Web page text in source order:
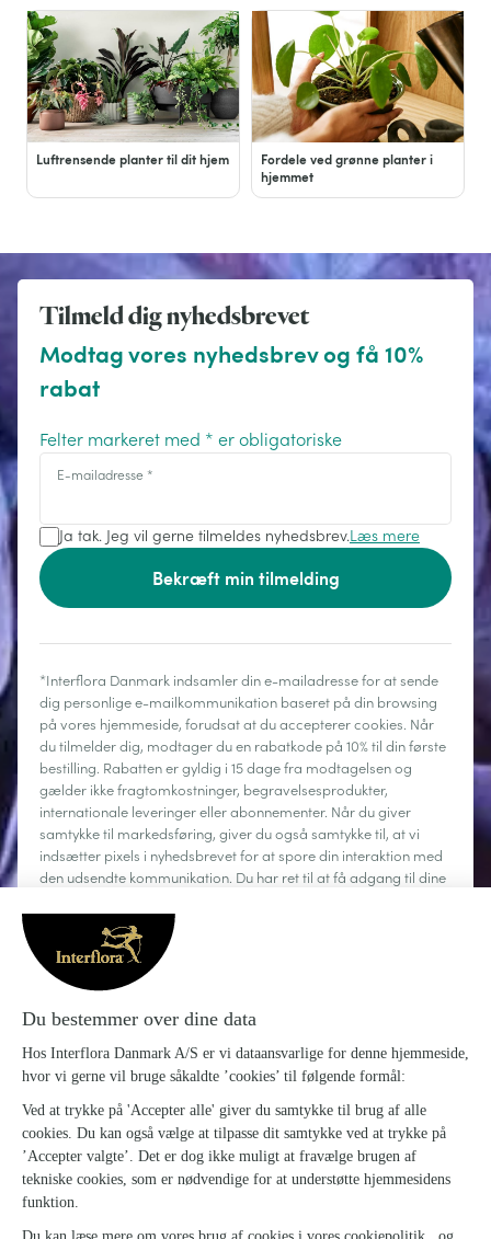
Luftrensende planter til dit hjem
Fordele ved grønne planter i
hjemmet
Tilmeld dig nyhedsbrevet
Modtag vores nyhedsbrev og få 10%
rabat
Felter markeret med * er obligatoriske
E-mailadresse *
Ja tak. Jeg vil gerne tilmeldes nyhedsbrev.Læs mere
Bekræft min tilmelding
*Interflora Danmark indsamler din e-mailadresse for at sende
dig personlige e-mailkommunikation baseret på din browsing
på vores hjemmeside, forudsat at du accepterer cookies. Når
du tilmelder dig, modtager du en rabatkode på 10% til din første
bestilling. Rabatten er gyldig i 15 dage fra modtagelsen og
gælder ikke fragtomkostninger, begravelsesprodukter,
internationale leveringer eller abonnementer. Når du giver
samtykke til markedsføring, giver du også samtykke til, at vi
indsætter pixels i nyhedsbrevet for at spore din interaktion med
den udsendte kommunikation. Du har ret til at få adgang til dine
behandlingen og gøre brug af din ret til dataportabilitet. Du kan
til enhver tid afmelde dig.
Om Interflora
Sig det med blomster